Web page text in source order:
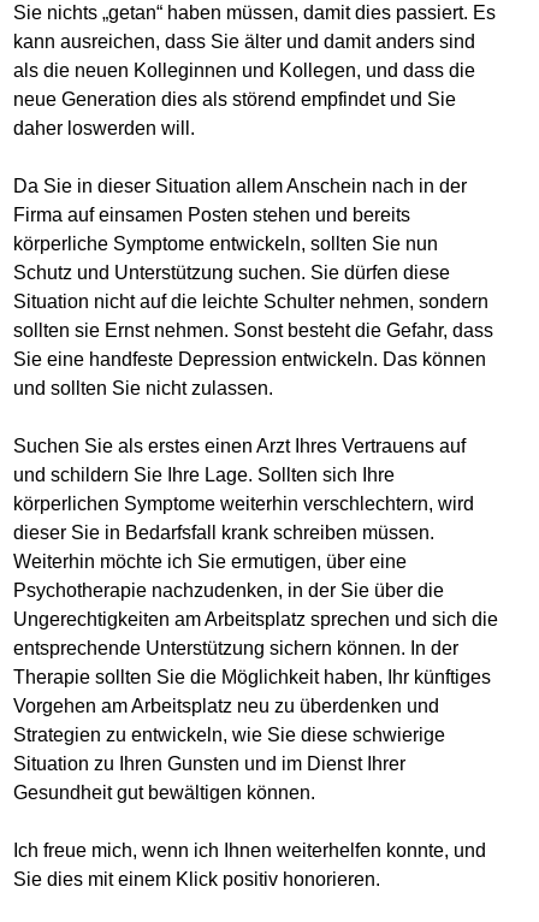
Sie nichts „getan“ haben müssen, damit dies passiert. Es
kann ausreichen, dass Sie älter und damit anders sind
als die neuen Kolleginnen und Kollegen, und dass die
neue Generation dies als störend empfindet und Sie
daher loswerden will.
Da Sie in dieser Situation allem Anschein nach in der
Firma auf einsamen Posten stehen und bereits
körperliche Symptome entwickeln, sollten Sie nun
Schutz und Unterstützung suchen. Sie dürfen diese
Situation nicht auf die leichte Schulter nehmen, sondern
sollten sie Ernst nehmen. Sonst besteht die Gefahr, dass
Sie eine handfeste Depression entwickeln. Das können
und sollten Sie nicht zulassen.
Suchen Sie als erstes einen Arzt Ihres Vertrauens auf
und schildern Sie Ihre Lage. Sollten sich Ihre
körperlichen Symptome weiterhin verschlechtern, wird
dieser Sie in Bedarfsfall krank schreiben müssen.
Weiterhin möchte ich Sie ermutigen, über eine
Psychotherapie nachzudenken, in der Sie über die
Ungerechtigkeiten am Arbeitsplatz sprechen und sich die
entsprechende Unterstützung sichern können. In der
Therapie sollten Sie die Möglichkeit haben, Ihr künftiges
Vorgehen am Arbeitsplatz neu zu überdenken und
Strategien zu entwickeln, wie Sie diese schwierige
Situation zu Ihren Gunsten und im Dienst Ihrer
Gesundheit gut bewältigen können.
Ich freue mich, wenn ich Ihnen weiterhelfen konnte, und
Sie dies mit einem Klick positiv honorieren.